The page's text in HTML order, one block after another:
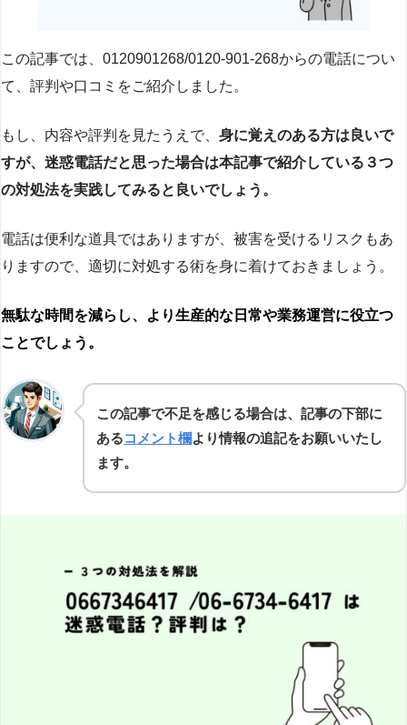
この記事では、0120901268/0120-901-268からの電話につい
て、評判や口コミをご紹介しました。
もし、内容や評判を見たうえで、 身に覚えのある方は良いで
すが、迷惑電話だと思った場合は本記事で紹介している３つ
の対処法を実践してみると良いでしょう。
電話は便利な道具ではありますが、被害を受けるリスクもあ
りますので、適切に対処する術を身に着けておきましょう。
無駄な時間を減らし、より生産的な日常や業務運営に役立つ
ことでしょう。
この記事で不足を感じる場合は、記事の下部に
あるコメント欄より情報の追記をお願いいたし
ます。